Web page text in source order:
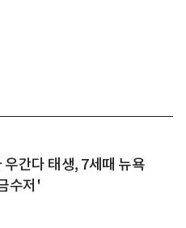
우간다 태생, 7세때 뉴욕
수저'